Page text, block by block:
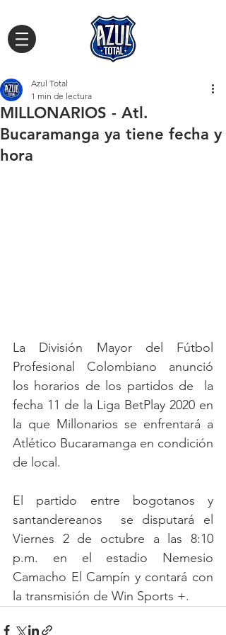
MILLONARIOS - Atl.
Bucaramanga ya tiene fecha y
hora
Azul Total
1 min de lectura
La División Mayor del Fútbol
Profesional Colombiano anunció
los horarios de los partidos de  la
fecha 11 de la Liga BetPlay 2020 en
la que Millonarios se enfrentará a
Atlético Bucaramanga en condición
de local.
El partido entre bogotanos y
santandereanos  se disputará el
Viernes 2 de octubre a las 8:10
p.m. en el estadio Nemesio
Camacho El Campín y contará con
la transmisión de Win Sports +.